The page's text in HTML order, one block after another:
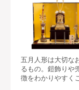
五月人形は大切な
るもの。鎧飾りや
徴をわかりやすく